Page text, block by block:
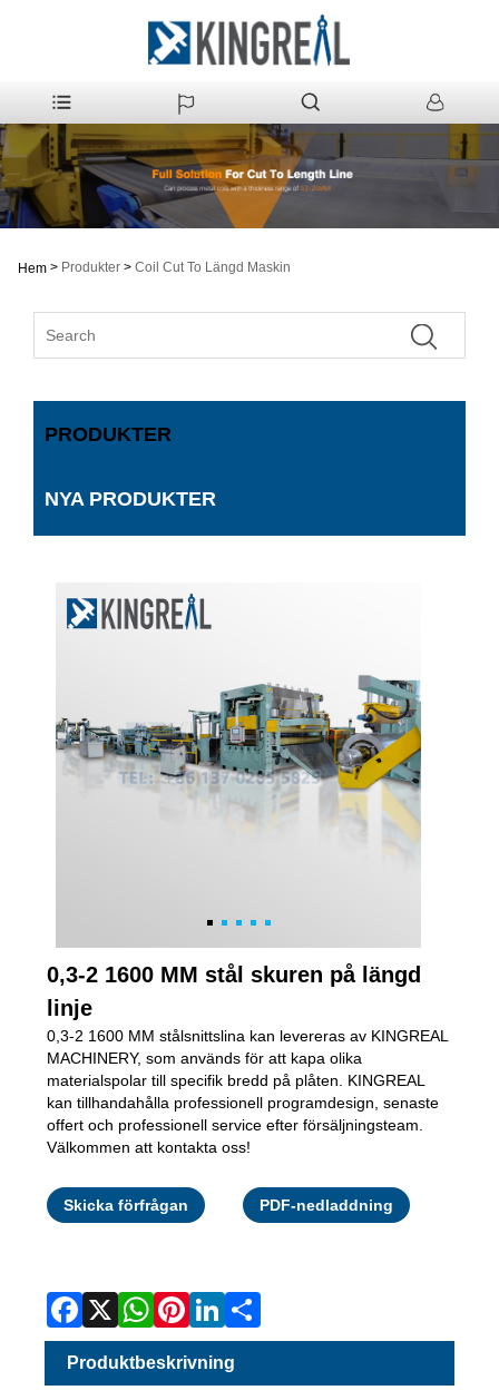
Hem > Produkter > Coil Cut To Längd Maskin
PRODUKTER
NYA PRODUKTER
0,3-2 1600 MM stål skuren på längd
linje
0,3-2 1600 MM stålsnittslina kan levereras av KINGREAL
MACHINERY, som används för att kapa olika
materialspolar till specifik bredd på plåten. KINGREAL
kan tillhandahålla professionell programdesign, senaste
offert och professionell service efter försäljningsteam.
Välkommen att kontakta oss!
Skicka förfrågan PDF-nedladdning
Produktbeskrivning